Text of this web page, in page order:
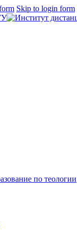
Skip to login form
по теологии